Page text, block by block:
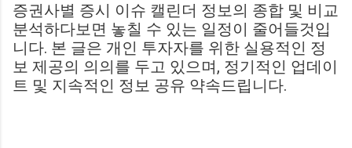
증권사별 증시 이슈 캘린더 정보의 종합 및 비교
분석하다보면 놓칠 수 있는 일정이 줄어들것입
니다. 본 글은 개인 투자자를 위한 실용적인 정
보 제공의 의의를 두고 있으며, 정기적인 업데이
트 및 지속적인 정보 공유 약속드립니다.